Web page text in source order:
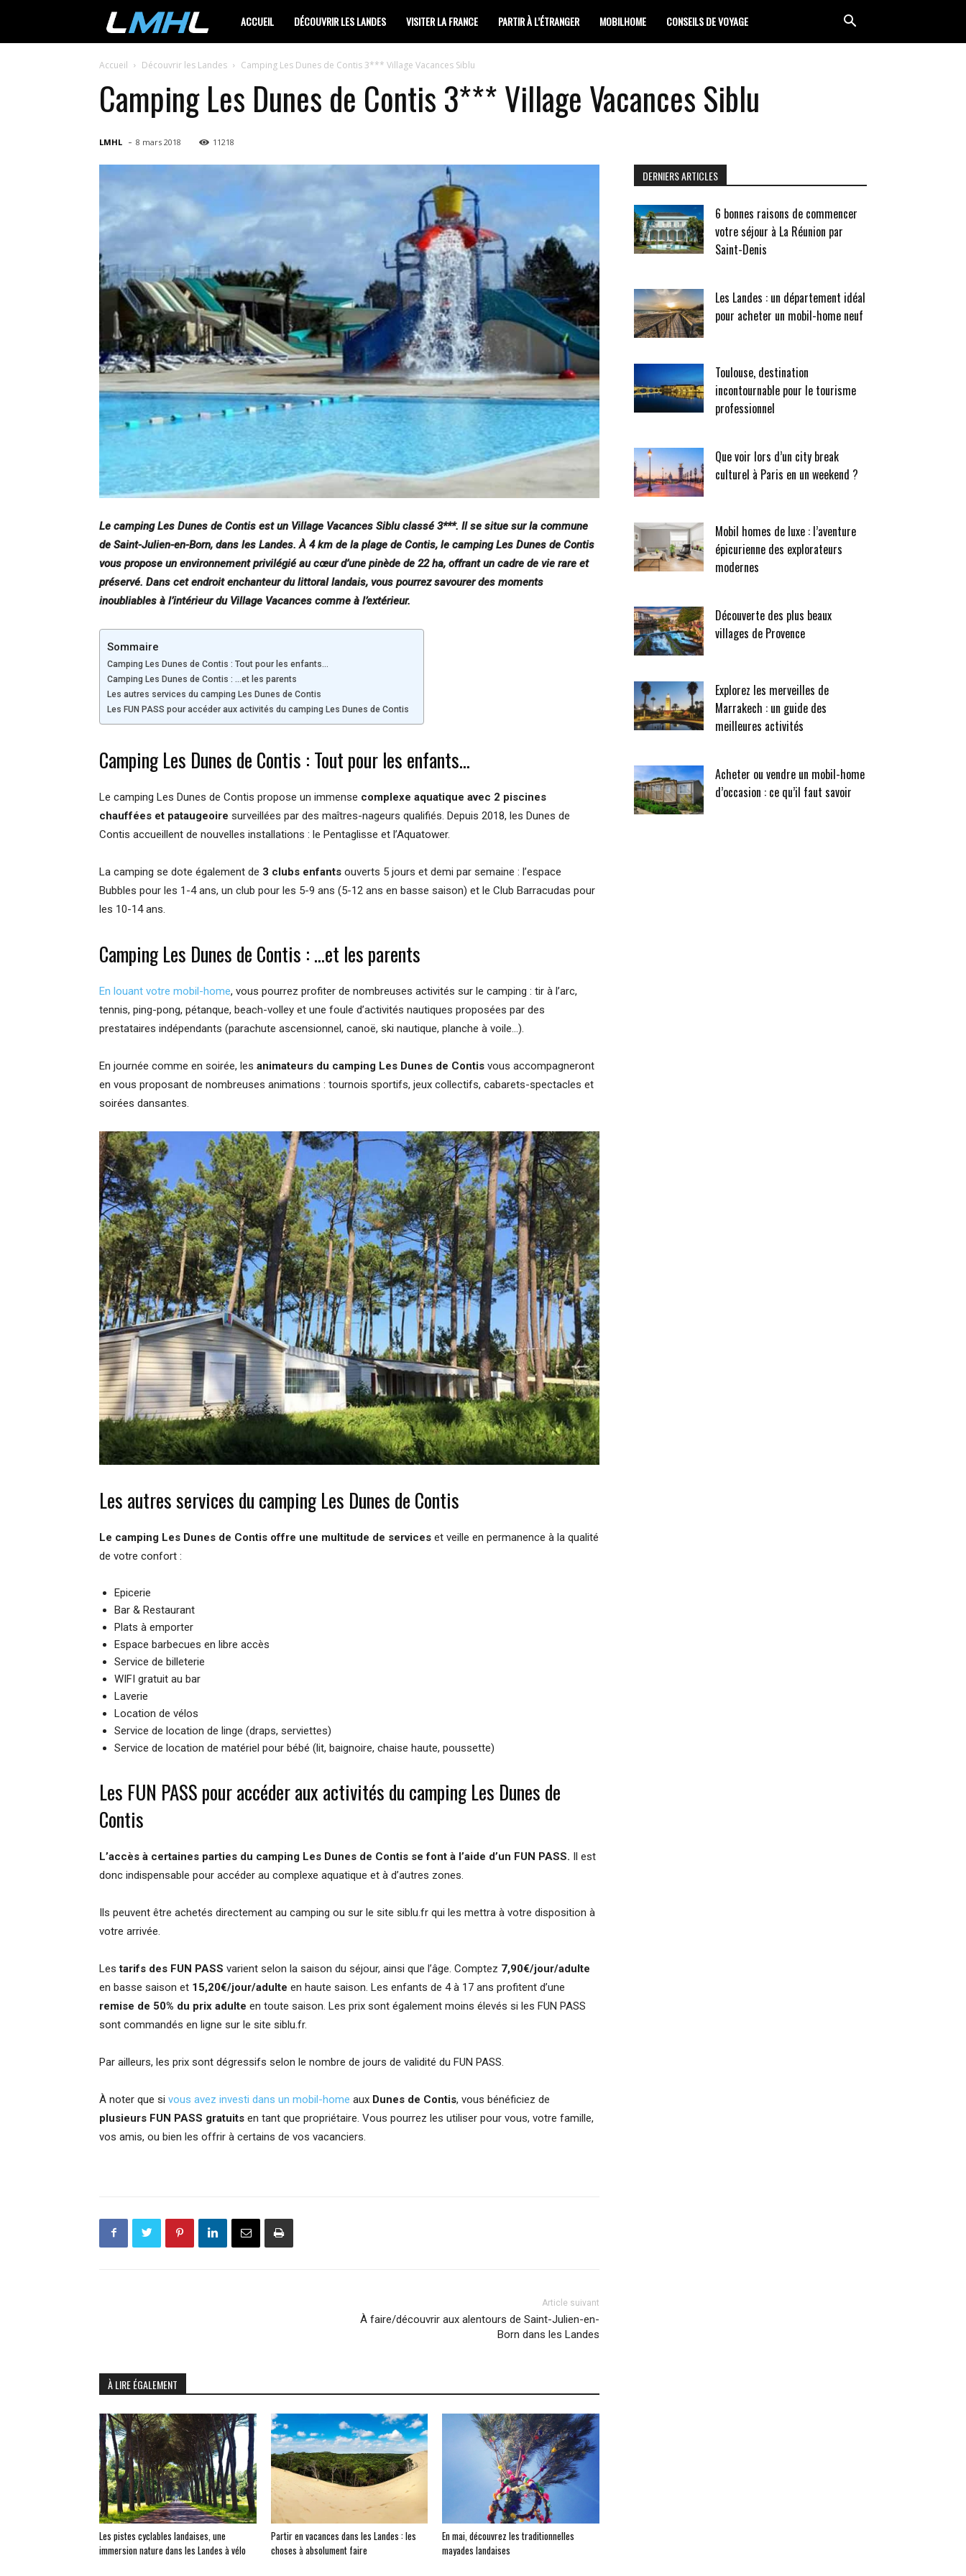
LMHL
ACCUEIL DÉCOUVRIR LES LANDES VISITER LA FRANCE PARTIR À L’ÉTRANGER MOBILHOME CONSEILS DE VOYAGE
Accueil Découvrir les Landes Camping Les Dunes de Contis 3*** Village Vacances Siblu
Camping Les Dunes de Contis 3*** Village Vacances Siblu
LMHL - 8 mars 2018 11218
Le camping Les Dunes de Contis est un Village Vacances Siblu classé 3***. Il se situe sur la commune
de Saint-Julien-en-Born, dans les Landes. À 4 km de la plage de Contis, le camping Les Dunes de Contis
vous propose un environnement privilégié au cœur d’une pinède de 22 ha, offrant un cadre de vie rare et
préservé. Dans cet endroit enchanteur du littoral landais, vous pourrez savourer des moments
inoubliables à l’intérieur du Village Vacances comme à l’extérieur.
Sommaire
Camping Les Dunes de Contis : Tout pour les enfants…
Camping Les Dunes de Contis : …et les parents
Les autres services du camping Les Dunes de Contis
Les FUN PASS pour accéder aux activités du camping Les Dunes de Contis
Camping Les Dunes de Contis : Tout pour les enfants…
Le camping Les Dunes de Contis propose un immense complexe aquatique avec 2 piscines
chauffées et pataugeoire surveillées par des maîtres-nageurs qualifiés. Depuis 2018, les Dunes de
Contis accueillent de nouvelles installations : le Pentaglisse et l’Aquatower.
La camping se dote également de 3 clubs enfants ouverts 5 jours et demi par semaine : l’espace
Bubbles pour les 1-4 ans, un club pour les 5-9 ans (5-12 ans en basse saison) et le Club Barracudas pour
les 10-14 ans.
Camping Les Dunes de Contis : …et les parents
En louant votre mobil-home, vous pourrez profiter de nombreuses activités sur le camping : tir à l’arc,
tennis, ping-pong, pétanque, beach-volley et une foule d’activités nautiques proposées par des
prestataires indépendants (parachute ascensionnel, canoë, ski nautique, planche à voile…).
En journée comme en soirée, les animateurs du camping Les Dunes de Contis vous accompagneront
en vous proposant de nombreuses animations : tournois sportifs, jeux collectifs, cabarets-spectacles et
soirées dansantes.
Les autres services du camping Les Dunes de Contis
Le camping Les Dunes de Contis offre une multitude de services et veille en permanence à la qualité
de votre confort :
Epicerie
Bar & Restaurant
Plats à emporter
Espace barbecues en libre accès
Service de billeterie
WIFI gratuit au bar
Laverie
Location de vélos
Service de location de linge (draps, serviettes)
Service de location de matériel pour bébé (lit, baignoire, chaise haute, poussette)
Les FUN PASS pour accéder aux activités du camping Les Dunes de
Contis
L’accès à certaines parties du camping Les Dunes de Contis se font à l’aide d’un FUN PASS. Il est
donc indispensable pour accéder au complexe aquatique et à d’autres zones.
Ils peuvent être achetés directement au camping ou sur le site siblu.fr qui les mettra à votre disposition à
votre arrivée.
Lestarifs des FUN PASS varient selon la saison du séjour, ainsi que l’âge. Comptez 7,90€/jour/adulte
en basse saison et 15,20€/jour/adulte en haute saison. Les enfants de 4 à 17 ans profitent d’une
remise de 50% du prix adulte en toute saison. Les prix sont également moins élevés si les FUN PASS
sont commandés en ligne sur le site siblu.fr.
Par ailleurs, les prix sont dégressifs selon le nombre de jours de validité du FUN PASS.
À noter que si vous avez investi dans un mobil-home aux Dunes de Contis, vous bénéficiez de
plusieurs FUN PASS gratuits en tant que propriétaire. Vous pourrez les utiliser pour vous, votre famille,
vos amis, ou bien les offrir à certains de vos vacanciers.
Article suivant
À faire/découvrir aux alentours de Saint-Julien-en-
Born dans les Landes
À LIRE ÉGALEMENT
Les pistes cyclables landaises, une
immersion nature dans les Landes à vélo
Partir en vacances dans les Landes : les
choses à absolument faire
En mai, découvrez les traditionnelles
mayades landaises
DERNIERS ARTICLES
6 bonnes raisons de commencer
votre séjour à La Réunion par
Saint-Denis
Les Landes : un département idéal
pour acheter un mobil-home neuf
Toulouse, destination
incontournable pour le tourisme
professionnel
Que voir lors d’un city break
culturel à Paris en un weekend ?
Mobil homes de luxe : l’aventure
épicurienne des explorateurs
modernes
Découverte des plus beaux
villages de Provence
Explorez les merveilles de
Marrakech : un guide des
meilleures activités
Acheter ou vendre un mobil-home
d’occasion : ce qu’il faut savoir